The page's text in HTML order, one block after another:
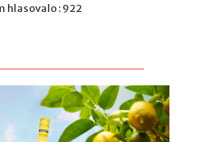
hlasovalo : 922